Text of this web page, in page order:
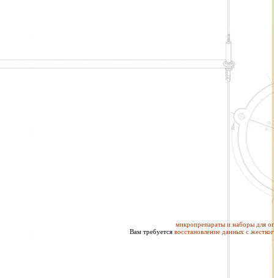
микропрепараты и наборы для
Вам требуется восстановление данных с